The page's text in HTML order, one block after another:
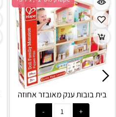
בית בובות ענק מאובזר אחוזה
משפחתית - Hape